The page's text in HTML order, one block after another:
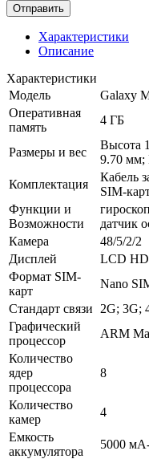
Характеристики
Описание
Характеристики
Модель
Galaxy
Оперативная
память
4 ГБ
Размеры и вес
Высота
9.70 мм;
Комплектация
Кабель
SIM-
Функции и
Возможности
датчик
Камера
48/5/2/2
Дисплей
LCD
Формат SIM-
карт
Nano
Стандарт связи
2G; 3G;
Графический
процессор
ARM
Количество
ядер
процессора
8
Количество
камер
4
Емкость
аккумулятора
5000